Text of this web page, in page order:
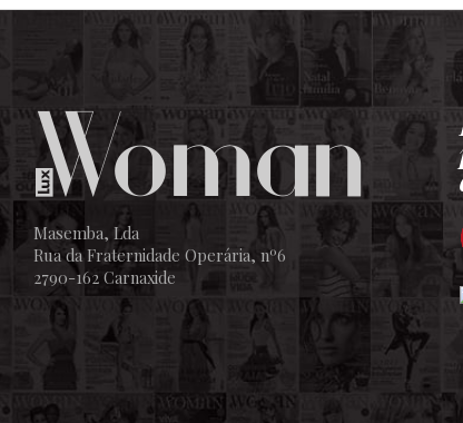
LUXWOMAN NOVEMBRO 26, 2025 JOANA DE
Masemba, Lda
Rua da Fraternidade Operária, nº6
2790-162 Carnaxide